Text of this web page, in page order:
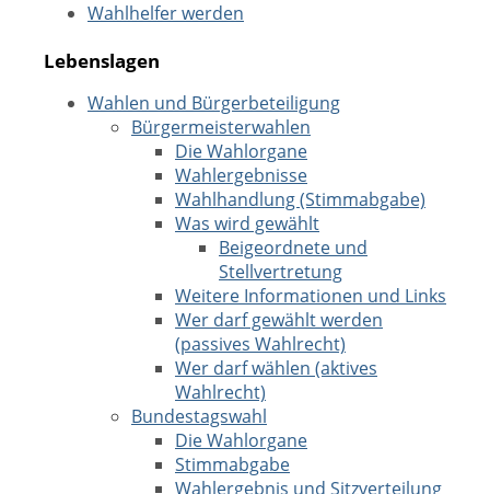
Wahlhelfer werden
Lebenslagen
Wahlen und Bürgerbeteiligung
Bürgermeisterwahlen
Die Wahlorgane
Wahlergebnisse
Wahlhandlung (Stimmabgabe)
Was wird gewählt
Beigeordnete und
Stellvertretung
Weitere Informationen und Links
Wer darf gewählt werden
(passives Wahlrecht)
Wer darf wählen (aktives
Wahlrecht)
Bundestagswahl
Die Wahlorgane
Stimmabgabe
Wahlergebnis und Sitzverteilung